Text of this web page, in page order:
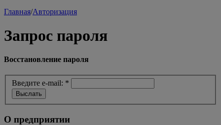
Главная/Авторизация
Запрос пароля
Восстановление пароля
Введите e-mail: *
О предприятии